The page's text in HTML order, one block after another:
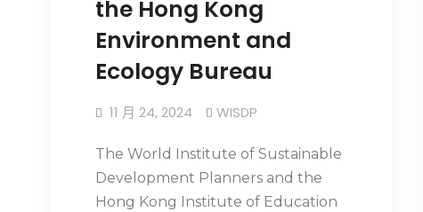
the Hong Kong
Environment and
Ecology Bureau
11 月 24, 2024 WISDP
The World Institute of Sustainable
Development Planners and the
Hong Kong Institute of Education